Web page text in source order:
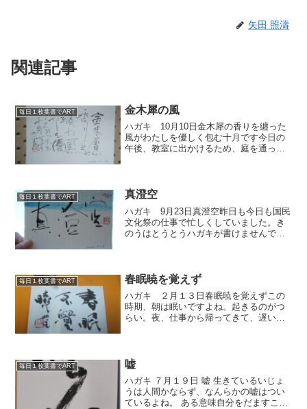
矢田 照濤
関連記事
毎日１枚葉書でART 金木犀の風
ハガキ 10月10日金木犀の香りを纏った
風がわたしを優しく包む十月です今日の
午後、教室に出かけるため、庭を通った
思いました。
毎日１枚葉書でART 真澄空
ハガキ 9月23日真澄空昨日も今日も国民
文化祭の仕事で忙しくしていました。き
のうはとうとうハガキが書けませんでし
みわたった空とい...
毎日１枚葉書でART 春眠暁を覚えず
ハガキ ２月１３日春眠暁を覚えずこの
時期、朝は眠いですよね。起きるのがつ
らい。夜、仕事から帰ってきて、遅い夕
しよう。と思って寝るんで...
毎日１枚葉書でART 嘘
ハガキ ７月１９日 嘘 生きているいじょ
うは人間かならず、なんらかの嘘はつい
ているよね。 ある意味自分をだますこと